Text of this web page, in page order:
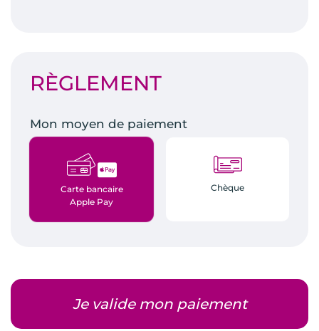
RÈGLEMENT
Mon moyen de paiement
Carte bancaire
Apple Pay
Chèque